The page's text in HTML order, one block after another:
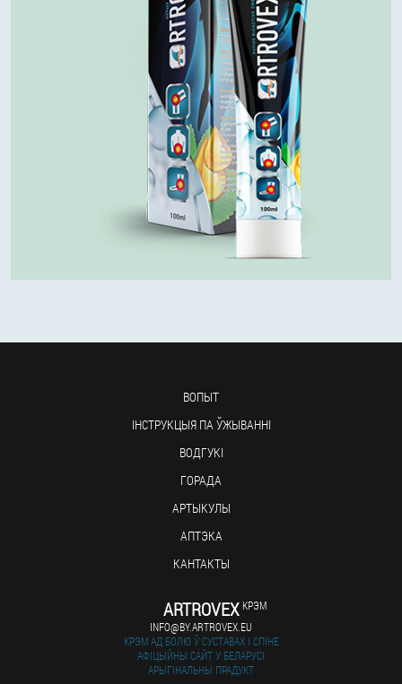
ВОПЫТ
ІНСТРУКЦЫЯ ПА ЎЖЫВАННІ
ВОДГУКІ
ГОРАДА
АРТЫКУЛЫ
АПТЭКА
КАНТАКТЫ
ARTROVEX КРЭМ
INFO@BY.ARTROVEX.EU
КРЭМ АД БОЛЮ Ў СУСТАВАХ І СПІНЕ
АФІЦЫЙНЫ САЙТ У БЕЛАРУСІ
АРЫГІНАЛЬНЫ ПРАДУКТ